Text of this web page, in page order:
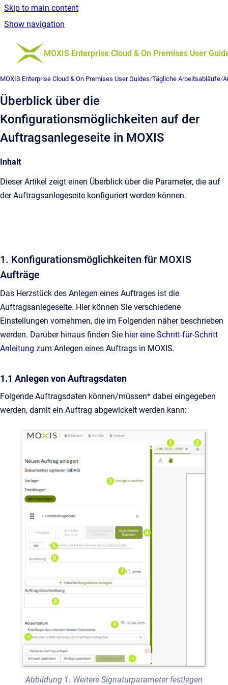
Skip to main content
Show navigation
Go to homepage
MOXIS Enterprise Cloud & On Premises User
MOXIS Enterprise Cloud & On Premises User Guides/Tägliche Arbeitsabläufe/
Überblick über die
Konfigurationsmöglichkeiten auf der
Auftragsanlegeseite in MOXIS
Inhalt
Dieser Artikel zeigt einen Überblick über die Parameter, die auf
der Auftragsanlegeseite konfiguriert werden können.
1. Konfigurationsmöglichkeiten für MOXIS
Aufträge
Das Herzstück des Anlegen eines Auftrages ist die
Auftragsanlegeseite. Hier können Sie verschiedene
Einstellungen vornehmen, die im Folgenden näher beschrieben
werden. Darüber hinaus finden Sie hier eine Schritt-für-Schritt
Anleitung zum Anlegen eines Auftrags in MOXIS.
1.1 Anlegen von Auftragsdaten
Folgende Auftragsdaten können/müssen* dabei eingegeben
werden, damit ein Auftrag abgewickelt werden kann:
Abbildung 1: Weitere Signaturparameter festlegen